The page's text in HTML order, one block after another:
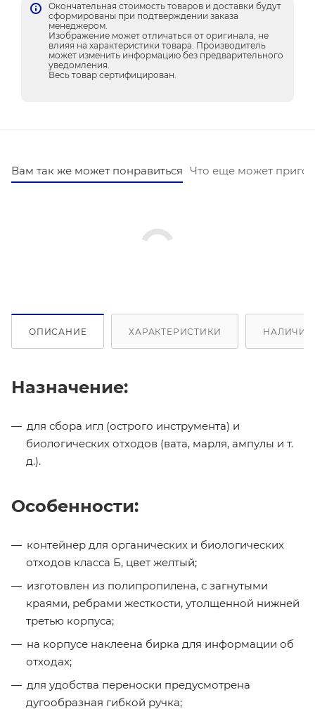
Окончательная стоимость товаров и доставки будут
сформированы при подтверждении заказа
менеджером.
Изображение может отличаться от оригинала, не
влияя на характеристики товара. Производитель
может изменить информацию без предварительного
уведомления.
Весь товар сертифицирован.
Вам так же может понравиться Что еще может
ОПИСАНИЕ ХАРАКТЕРИСТИКИ НАЛИЧИЕ
Назначение:
для сбора игл (острого инструмента) и
биологических отходов (вата, марля, ампулы и т.
д.).
Особенности:
контейнер для органических и биологических
отходов класса Б, цвет желтый;
изготовлен из полипропилена, с загнутыми
краями, ребрами жесткости, утолщенной нижней
третью корпуса;
на корпусе наклеена бирка для информации об
отходах;
для удобства переноски предусмотрена
дугообразная гибкой ручка;